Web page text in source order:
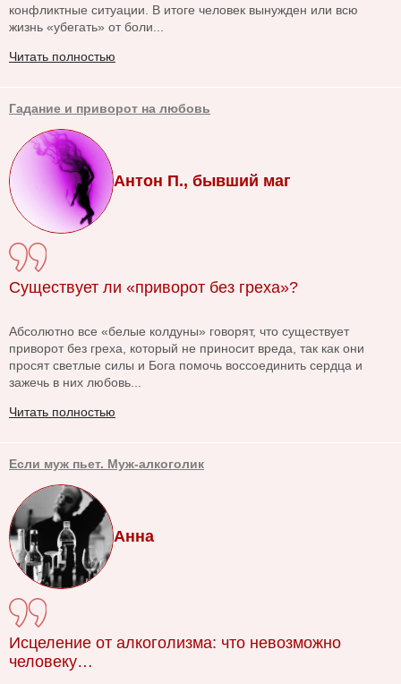
конфликтные ситуации. В итоге человек вынужден или всю
жизнь «убегать» от боли...
Читать полностью
Гадание и приворот на любовь
Антон П., бывший маг
Существует ли «приворот без греха»?
Абсолютно все «белые колдуны» говорят, что существует
приворот без греха, который не приносит вреда, так как они
просят светлые силы и Бога помочь воссоединить сердца и
зажечь в них любовь...
Читать полностью
Если муж пьет. Муж-алкоголик
Анна
Исцеление от алкоголизма: что невозможно
человеку…